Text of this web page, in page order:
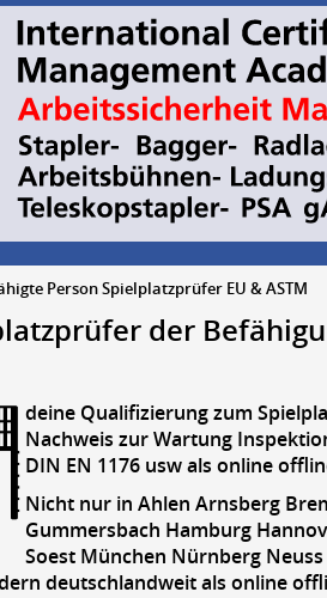
Person Spielplatzprüfer EU & ASTM
der
deine Qualifizierung zum
Nachweis zur Wartung
DIN EN 1176 usw als online
Nicht nur in Ahlen Arnsberg
Gummersbach Hamburg
Soest München Nürnberg
deutschlandweit als online